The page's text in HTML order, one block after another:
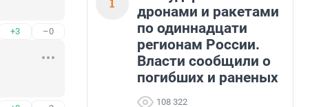
+3 –0
дронами и ракетами
по одиннадцати
регионам России.
Власти сообщили о
погибших и раненых
108 322